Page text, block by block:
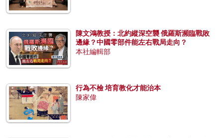
陳文鴻教授：北約縱深空襲 俄羅斯瀕臨戰敗
邊緣？中國零部件能左右戰局走向？
本社編輯部
行為不檢 培育教化才能治本
陳家偉